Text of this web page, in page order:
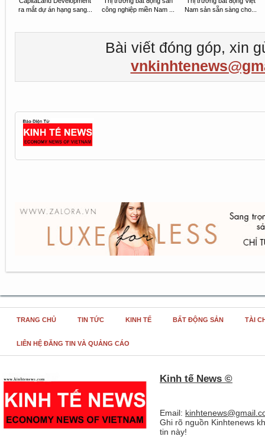
ra mắt dự án hạng sang...
công nghiệp miền Nam ...
Nam sản sẵn sàng cho...
Bài viết đóng góp, xin
TRANG CHỦ TIN TỨC KINH TẾ BẤT ĐỘNG SẢN TÀI
LIÊN HỆ ĐĂNG TIN VÀ QUẢNG CÁO
Kinh tế News ©
Email:
Ghi rõ nguồn Kinhtenews
tin này!